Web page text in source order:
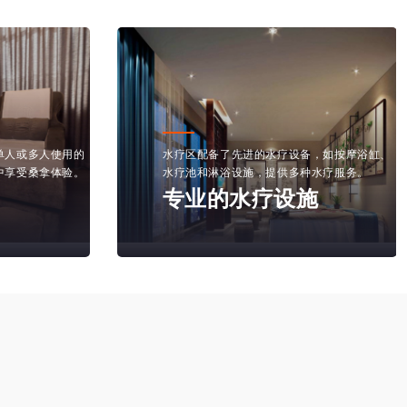
或多人使用的
受桑拿体验。
水疗区配备了先进的水疗设备，如按摩浴缸、
水疗池和淋浴设施，提供多种水疗服务。
专业的水疗设施